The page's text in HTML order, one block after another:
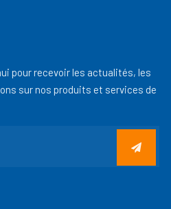
pour recevoir les actualités, les
sur nos produits et services de